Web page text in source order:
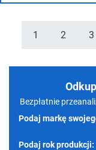
1 2 3
Bezpłatnie
Podaj markę
Podaj rok produkcji: